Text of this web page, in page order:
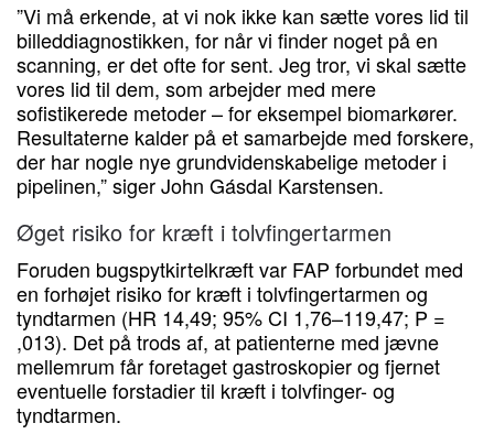
”Vi må erkende, at vi nok ikke kan sætte vores lid til
billeddiagnostikken, for når vi finder noget på en
scanning, er det ofte for sent. Jeg tror, vi skal sætte
vores lid til dem, som arbejder med mere
sofistikerede metoder – for eksempel biomarkører.
Resultaterne kalder på et samarbejde med forskere,
der har nogle nye grundvidenskabelige metoder i
pipelinen,” siger John Gásdal Karstensen.
Øget risiko for kræft i tolvfingertarmen
Foruden bugspytkirtelkræft var FAP forbundet med
en forhøjet risiko for kræft i tolvfingertarmen og
tyndtarmen (HR 14,49; 95% CI 1,76–119,47; P =
,013). Det på trods af, at patienterne med jævne
mellemrum får foretaget gastroskopier og fjernet
eventuelle forstadier til kræft i tolvfinger- og
tyndtarmen.